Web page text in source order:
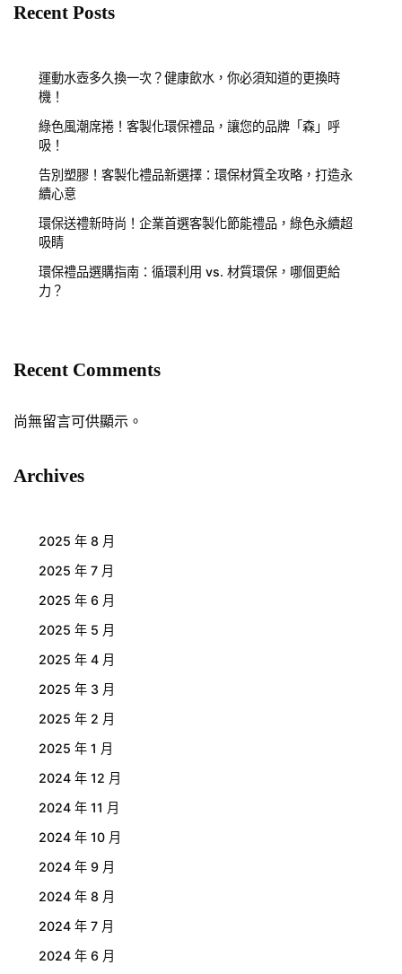
Recent Posts
運動水壺多久換一次？健康飲水，你必須知道的更換時
機！
綠色風潮席捲！客製化環保禮品，讓您的品牌「森」呼
吸！
告別塑膠！客製化禮品新選擇：環保材質全攻略，打造永
續心意
環保送禮新時尚！企業首選客製化節能禮品，綠色永續超
吸睛
環保禮品選購指南：循環利用 vs. 材質環保，哪個更給
力？
Recent Comments
尚無留言可供顯示。
Archives
2025 年 8 月
2025 年 7 月
2025 年 6 月
2025 年 5 月
2025 年 4 月
2025 年 3 月
2025 年 2 月
2025 年 1 月
2024 年 12 月
2024 年 11 月
2024 年 10 月
2024 年 9 月
2024 年 8 月
2024 年 7 月
2024 年 6 月